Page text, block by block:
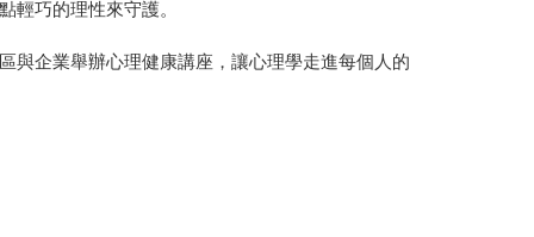
輕巧的理性來守護。
與企業舉辦心理健康講座，讓心理學走進每個人的